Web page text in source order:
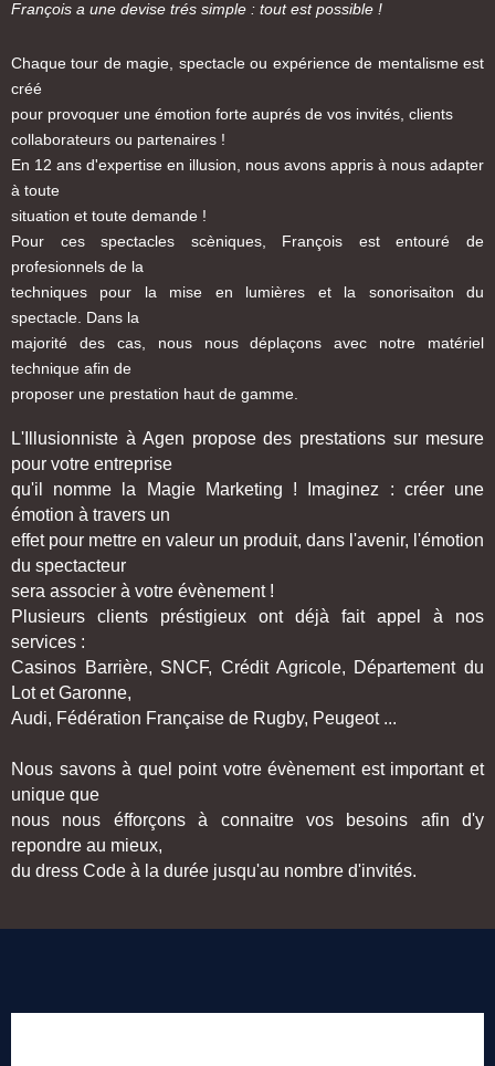
François a une devise trés simple : tout est possible !
Chaque tour de magie, spectacle ou expérience de mentalisme est
créé
pour provoquer une émotion forte auprés de vos invités, clients
collaborateurs ou partenaires !
En 12 ans d'expertise en illusion, nous avons appris à nous adapter
à toute
situation et toute demande !
Pour ces spectacles scèniques, François est entouré de
profesionnels de la
techniques pour la mise en lumières et la sonorisaiton du
spectacle. Dans la
majorité des cas, nous nous déplaçons avec notre matériel
technique afin de
proposer une prestation haut de gamme.
L'Illusionniste à Agen propose des prestations sur mesure
pour votre entreprise
qu'il nomme la Magie Marketing ! Imaginez : créer une
émotion à travers un
effet pour mettre en valeur un produit, dans l'avenir, l'émotion
du spectacteur
sera associer à votre évènement !
Plusieurs clients préstigieux ont déjà fait appel à nos
services :
Casinos Barrière, SNCF, Crédit Agricole, Département du
Lot et Garonne,
Audi, Fédération Française de Rugby, Peugeot ...
Nous savons à quel point votre évènement est important et
unique que
nous nous éfforçons à connaitre vos besoins afin d'y
repondre au mieux,
du dress Code à la durée jusqu'au nombre d'invités.